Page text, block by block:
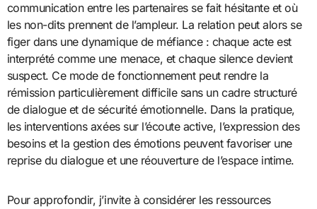
communication entre les partenaires se fait hésitante et où
les non-dits prennent de l’ampleur. La relation peut alors se
figer dans une dynamique de méfiance : chaque acte est
interprété comme une menace, et chaque silence devient
suspect. Ce mode de fonctionnement peut rendre la
rémission particulièrement difficile sans un cadre structuré
de dialogue et de sécurité émotionnelle. Dans la pratique,
les interventions axées sur l’écoute active, l’expression des
besoins et la gestion des émotions peuvent favoriser une
reprise du dialogue et une réouverture de l’espace intime.
Pour approfondir, j’invite à considérer les ressources